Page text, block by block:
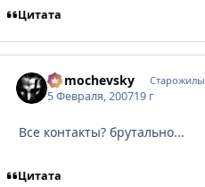
Цитата
Domochevsky Старожилы
5 Февраля, 200719 г
Все контакты? брутально...
Цитата